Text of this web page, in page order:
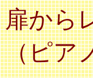
扉から
（ピア